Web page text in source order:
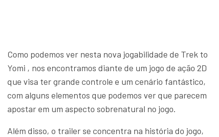
Como podemos ver nesta nova jogabilidade de Trek to
Yomi , nos encontramos diante de um jogo de ação 2D
que visa ter grande controle e um cenário fantástico,
com alguns elementos que podemos ver que parecem
apostar em um aspecto sobrenatural no jogo.
Além disso, o trailer se concentra na história do jogo,